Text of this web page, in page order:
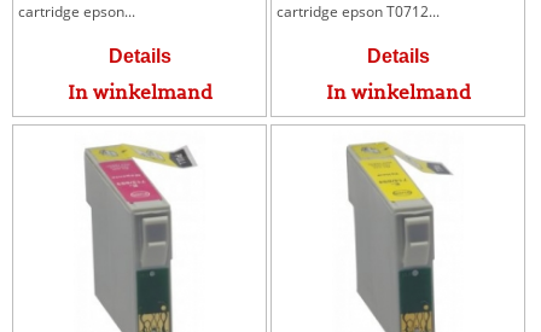
cartridge epson...
Details
In winkelmand
cartridge epson T0712...
Details
In winkelmand